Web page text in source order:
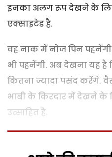
इनका अलग रूप देखने के
एक्साइटेड है.
वह नाक में नोज पिन पहनेंगी
भी पहनेंगी. अब देखना यह है
कितना ज्यादा पसंद करेंगे.
भाबी के किरदार में देखने के
उत्साहित है.